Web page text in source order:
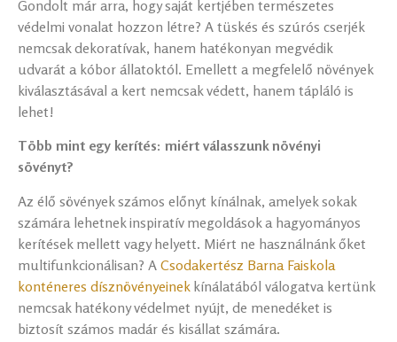
Gondolt már arra, hogy saját kertjében természetes
védelmi vonalat hozzon létre? A tüskés és szúrós cserjék
nemcsak dekoratívak, hanem hatékonyan megvédik
udvarát a kóbor állatoktól. Emellett a megfelelő növények
kiválasztásával a kert nemcsak védett, hanem tápláló is
lehet!
Több mint egy kerítés: miért válasszunk növényi
sövényt?
Az élő sövények számos előnyt kínálnak, amelyek sokak
számára lehetnek inspiratív megoldások a hagyományos
kerítések mellett vagy helyett. Miért ne használnánk őket
multifunkcionálisan? A Csodakertész Barna Faiskola
konténeres dísznövényeinekkínálatából válogatva kertünk
nemcsak hatékony védelmet nyújt, de menedéket is
biztosít számos madár és kisállat számára.